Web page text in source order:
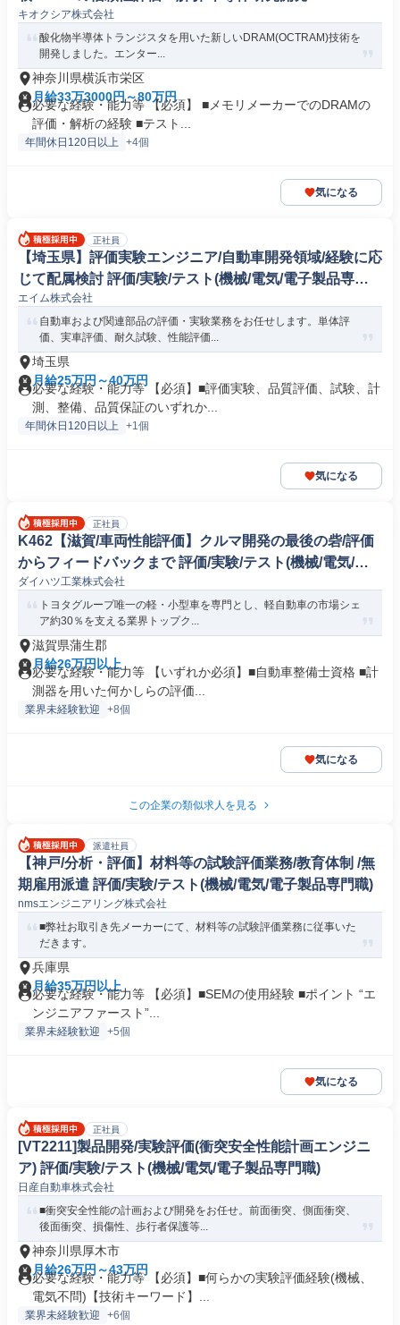
キオクシア株式会社
酸化物半導体トランジスタを用いた新しいDRAM(OCTRAM)技術を
開発しました。エンター...
神奈川県横浜市栄区
月給33万3000円～80万円
必要な経験・能力等 【必須】 ■メモリメーカーでのDRAMの
評価・解析の経験 ■テスト...
年間休日120日以上 +4個
気になる
正社員
【埼玉県】評価実験エンジニア/自動車開発領域/経験に応
じて配属検討 評価/実験/テスト(機械/電気/電子製品専門
職)
エイム株式会社
自動車および関連部品の評価・実験業務をお任せします。単体評
価、実車評価、耐久試験、性能評価...
埼玉県
月給25万円～40万円
必要な経験・能力等 【必須】■評価実験、品質評価、試験、計
測、整備、品質保証のいずれか...
年間休日120日以上 +1個
気になる
正社員
K462【滋賀/車両性能評価】クルマ開発の最後の砦/評価
からフィードバックまで 評価/実験/テスト(機械/電気/電
子製品専門職)
ダイハツ工業株式会社
トヨタグループ唯一の軽・小型車を専門とし、軽自動車の市場シェ
ア約30％を支える業界トップク...
滋賀県蒲生郡
月給26万円以上
必要な経験・能力等 【いずれか必須】■自動車整備士資格 ■計
測器を用いた何かしらの評価...
業界未経験歓迎 +8個
気になる
この企業の類似求人を見る
派遣社員
【神戸/分析・評価】材料等の試験評価業務/教育体制 /無
期雇用派遣 評価/実験/テスト(機械/電気/電子製品専門職)
nmsエンジニアリング株式会社
■弊社お取引き先メーカーにて、材料等の試験評価業務に従事いた
だきます。
兵庫県
月給35万円以上
必要な経験・能力等 【必須】■SEMの使用経験 ■ポイント “エ
ンジニアファースト”...
業界未経験歓迎 +5個
気になる
正社員
[VT2211]製品開発/実験評価(衝突安全性能計画エンジニ
ア) 評価/実験/テスト(機械/電気/電子製品専門職)
日産自動車株式会社
■衝突安全性能の計画および開発をお任せ。前面衝突、側面衝突、
後面衝突、損傷性、歩行者保護等...
神奈川県厚木市
月給26万円～43万円
必要な経験・能力等 【必須】■何らかの実験評価経験(機械、
電気不問)【技術キーワード】...
業界未経験歓迎 +6個